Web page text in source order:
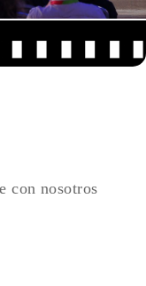
con nosotros